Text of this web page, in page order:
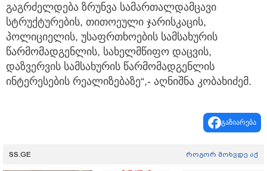
გაგრძელდება ზრუნვა სამართალდამცავი
სტრუქტურების, თითოეული ჯარისკაცის,
პოლიციელის, უსაფრთხოების სამსახურის
წარმომადგენლის, სახელმწიფო დაცვის,
დაზვერვის სამსახურის წარმომადგენლის
ინტერესების რეალიზებაზე“,- აღნიშნა კობახიძემ.
გაზიარება
SS.GE როგორ მოხვდე აქ